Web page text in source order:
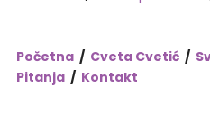
Početna / Cveta Cvetić /
Pitanja / Kontakt